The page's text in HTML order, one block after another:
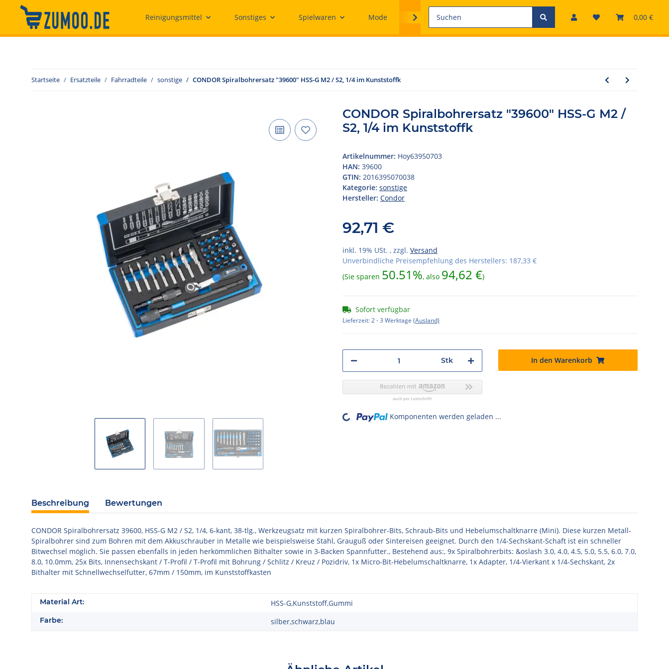
0,00 €
Reinigungsmittel Sonstiges Spielwaren Mode Ersatzteile
Startseite Ersatzteile Fahrradteile sonstige CONDOR Spiralbohrersatz "39600" HSS-G M2 / S2, 1/4 im Kunststoffk
CONDOR Spiralbohrersatz "39600" HSS-G M2 /
S2, 1/4 im Kunststoffk
Artikelnummer: Hoy63950703
HAN: 39600
GTIN: 2016395070038
Kategorie: sonstige
Hersteller: Condor
92,71 €
inkl. 19% USt. , zzgl. Versand
Unverbindliche Preisempfehlung des Herstellers: 187,33 €
(Sie sparen 50.51%, also 94,62 €)
Sofort verfügbar
Lieferzeit:2 - 3 Werktage (Ausland)
Stk In den Warenkorb
Loading... Komponenten werden geladen ...
Beschreibung Bewertungen
CONDOR Spiralbohrersatz 39600, HSS-G M2 / S2, 1/4, 6-kant, 38-tlg., Werkzeugsatz mit kurzen Spiralbohrer-Bits, Schraub-Bits und Hebelumschaltknarre (Mini). Diese kurzen Metall-
Spiralbohrer sind zum Bohren mit dem Akkuschrauber in Metalle wie beispielsweise Stahl, Grauguß oder Sintereisen geeignet. Durch den 1/4-Sechskant-Schaft ist ein schneller
Bitwechsel möglich. Sie passen ebenfalls in jeden herkömmlichen Bithalter sowie in 3-Backen Spannfutter., Bestehend aus:, 9x Spiralbohrerbits: &oslash 3.0, 4.0, 4.5, 5.0, 5.5, 6.0, 7.0,
8.0, 10.0mm, 25x Bits, Innensechskant / T-Profil / T-Profil mit Bohrung / Schlitz / Kreuz / Pozidriv, 1x Micro-Bit-Hebelumschaltknarre, 1x Adapter, 1/4-Vierkant x 1/4-Sechskant, 2x
Bithalter mit Schnellwechselfutter, 67mm / 150mm, im Kunststoffkasten
Material Art: HSS-G,Kunststoff,Gummi
Farbe: silber,schwarz,blau